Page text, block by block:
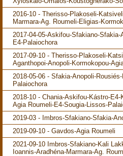
2016-10 - Therisso-Plakoseli-
Marmara-Ag. Roumeli-Eligias-
2017-04-05-Askifou-Sfakiano-
E4-Palaiochora
2017-09-10 - Therisso-Plakoseli-
Aganthopoi-Anopoli-Kormokopou-
2018-05-06 - Sfakia-Anopoli-
Palaiochora
2018-10 - Chania-Askifou-Kástro-
Agia Roumeli-E4-Sougia-Lissos-
2019-03 - Imbros-Sfakiano-Sfakia-
2019-09-10 - Gavdos-Agia Roumeli
2021-09-10 Imbros-Sfakiano-Kali
Ioannis-Aradhéna-Marmara-Ag.